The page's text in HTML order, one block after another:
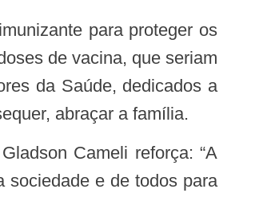
de vacina, que seriam
da Saúde, dedicados a
abraçar a família.
sociedade e de todos para